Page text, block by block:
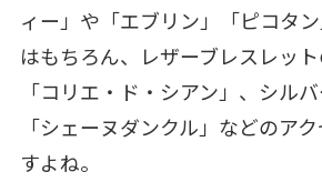
ィー」や「エブリン」「ピコタ
はもちろん、レザーブレスレッ
「コリエ・ド・シアン」、シル
「シェーヌダンクル」などのア
すよね。